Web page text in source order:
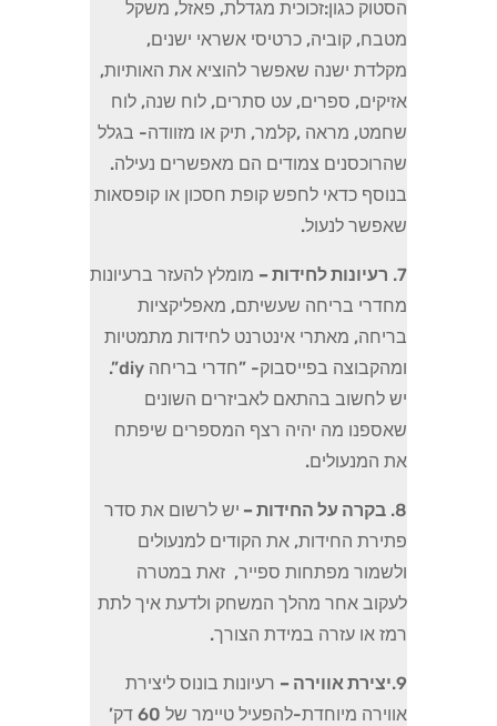
הסטוק כגון:זכוכית מגדלת, פאזל, משקל
מטבח, קוביה, כרטיסי אשראי ישנים,
מקלדת ישנה שאפשר להוציא את האותיות,
אזיקים, ספרים, עט סתרים, לוח שנה, לוח
שחמט, מראה ,קלמר, תיק או מזוודה- בגלל
שהרוכסנים צמודים הם מאפשרים נעילה.
בנוסף כדאי לחפש קופת חסכון או קופסאות
שאפשר לנעול.
7. רעיונות לחידות – מומלץ להעזר ברעיונות
מחדרי בריחה שעשיתם, מאפליקציות
בריחה, מאתרי אינטרנט לחידות מתמטיות
ומהקבוצה בפייסבוק- ”חדרי בריחה diy”.
יש לחשוב בהתאם לאביזרים השונים
שאספנו מה יהיה רצף המספרים שיפתח
את המנעולים.
8. בקרה על החידות – יש לרשום את סדר
פתירת החידות, את הקודים למנעולים
ולשמור מפתחות ספייר, זאת במטרה
לעקוב אחר מהלך המשחק ולדעת איך לתת
רמז או עזרה במידת הצורך.
9. יצירת אווירה – רעיונות בונוס ליצירת
אווירה מיוחדת-להפעיל טיימר של 60 דק’